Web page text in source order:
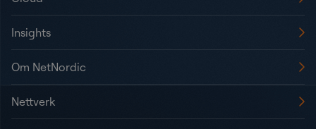
Insights
Om NetNordic
Nettverk